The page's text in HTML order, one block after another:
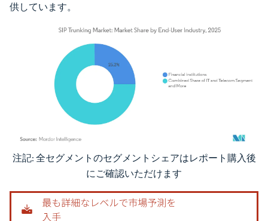
供しています。
画像 © Mordor Intelligence。再利用にはCC BY 4.0の表示が必要です。
注記: 全セグメントのセグメントシェアはレポート購入後
にご確認いただけます